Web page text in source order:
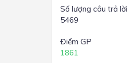
Số lượng câu trả lời
5469
Điểm GP
1861